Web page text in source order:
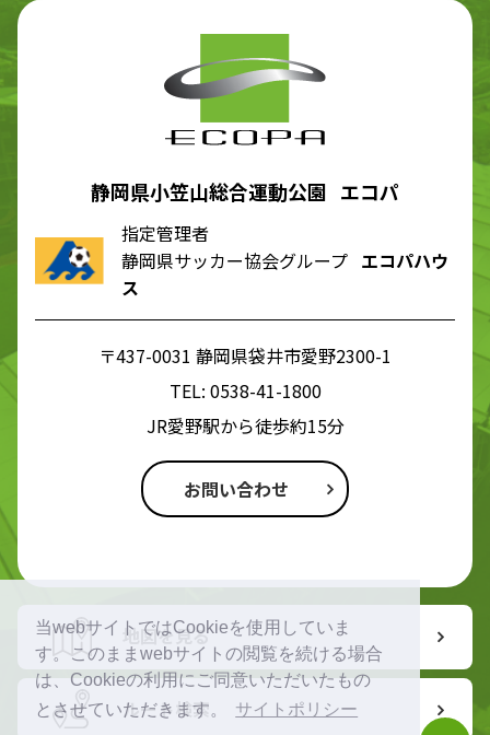
当webサイトではCookieを使用していま
す。このままwebサイトの閲覧を続ける場合
は、Cookieの利用にご同意いただいたもの
とさせていただきます。
サイトポリシー
静岡県小笠山総合運動公園 エコパ
指定管理者
静岡県サッカー協会グループ エコパハウ
ス
〒437-0031 静岡県袋井市愛野2300-1
TEL: 0538-41-1800
JR愛野駅から徒歩約15分
お問い合わせ
地図を見る
ルート検索